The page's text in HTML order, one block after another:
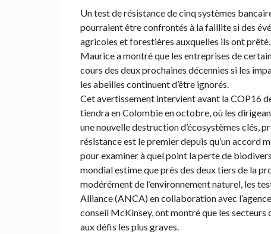
Un test de résistance de cinq systèmes
pourraient être confrontés à la faillite si des
agricoles et forestières auxquelles ils ont prêté,
Maurice a montré que les entreprises de
cours des deux prochaines décennies si les
les abeilles continuent d’être ignorés.
Cet avertissement intervient avant la COP16
tiendra en Colombie en octobre, où les
une nouvelle destruction d’écosystèmes clés,
résistance est le premier depuis qu’un accord
pour examiner à quel point la perte de
mondial estime que près des deux tiers de la
modérément de l’environnement naturel, les
Alliance (ANCA) en collaboration avec
conseil McKinsey, ont montré que les secteurs
aux défis les plus graves.